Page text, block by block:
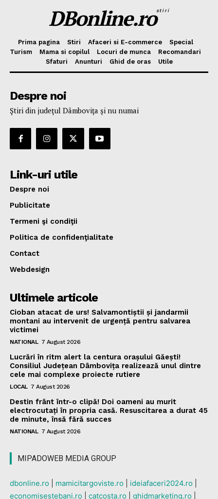
DBonline.rostiri
Prima pagina Stiri Afaceri si E-commerce
Special
Turism
Mama si copilul Locuri de munca
Recomandari
Sfaturi
Anunturi Ghid de oras Utile
Despre noi
Ştiri din judeţul Dâmboviţa şi nu numai
Link-uri utile
Despre noi
Publicitate
Termeni şi condiţii
Politica de confidenţialitate
Contact
Webdesign
Ultimele articole
Cioban atacat de urs! Salvamontiștii și jandarmii
montani au intervenit de urgență pentru salvarea
victimei
NATIONAL 7 August 2026
Lucrări în ritm alert la centura orașului Găești!
Consiliul Județean Dâmbovița realizează unul dintre
cele mai complexe proiecte rutiere
LOCAL 7 August 2026
Destin frânt într-o clipă! Doi oameni au murit
electrocutați în propria casă. Resuscitarea a durat 45
de minute, însă fără succes
NATIONAL 7 August 2026
MIPADOWEB MEDIA GROUP
dbonline.ro mamicitargoviste.ro ideiafaceri2024.ro
economisestebani.ro
catcosta.ro ghidmarketing.ro